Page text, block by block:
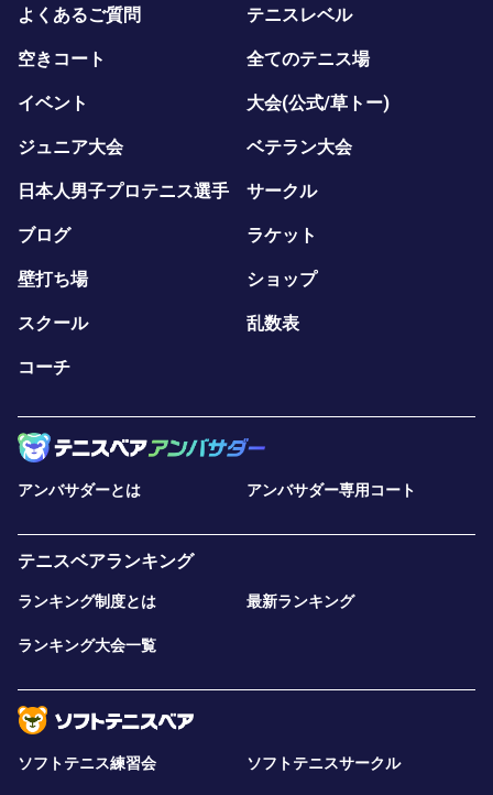
よくあるご質問 テニスレベル
空きコート 全てのテニス場
イベント 大会(公式/草トー)
ジュニア大会 ベテラン大会
日本人男子プロテニス選手 サークル
ブログ ラケット
壁打ち場 ショップ
スクール 乱数表
コーチ
アンバサダーとは アンバサダー専用コート
テニスベアランキング
ランキング制度とは 最新ランキング
ランキング大会一覧
ソフトテニス練習会 ソフトテニスサークル